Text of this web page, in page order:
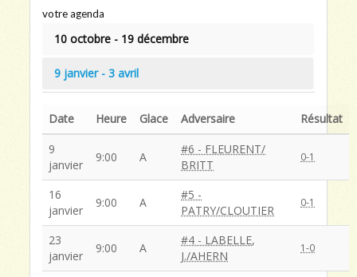
votre agenda
10 octobre - 19 décembre
9 janvier - 3 avril
Date Heure Glace Adversaire
Résultat
9
janvier
9:00 A
#6 - FLEURENT/
BRITT
0-1
16
janvier
9:00 A
#5 -
PATRY/CLOUTIER
0-1
23
janvier
9:00 A
#4 - LABELLE,
J./AHERN
1-0